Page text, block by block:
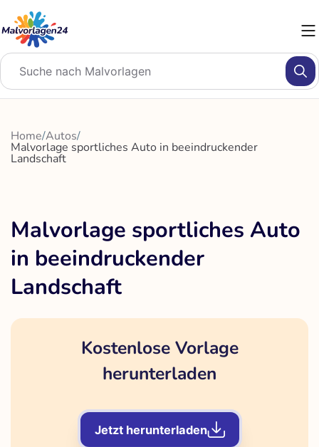
Inhalt
springen
Home/Autos/
Malvorlage sportliches Auto in beeindruckender
Landschaft
Malvorlage sportliches Auto
in beeindruckender
Landschaft
Kostenlose Vorlage
herunterladen
Jetzt herunterladen